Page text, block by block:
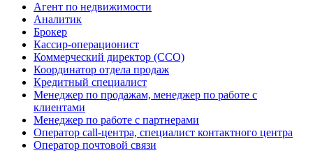
Агент по недвижимости
Аналитик
Брокер
Кассир-операционист
Коммерческий директор (CCO)
Координатор отдела продаж
Кредитный специалист
Менеджер по продажам, менеджер по работе с
клиентами
Менеджер по работе с партнерами
Оператор call-центра, специалист контактного центра
Оператор почтовой связи